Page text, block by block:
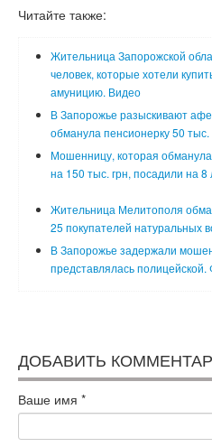
Читайте также:
Жительница Запорожской
человек, которые хотели
амуницию. Видео
В Запорожье разыскивают
обманула пенсионерку 50 тыс.
Мошенницу, которая
на 150 тыс. грн, посадили на 8
Жительница Мелитополя
25 покупателей натуральных
В Запорожье задержали
представлялась полицейской.
ДОБАВИТЬ
Ваше имя *